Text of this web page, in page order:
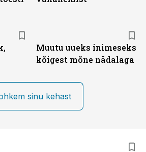
Muutu uueks inimeseks
kõigest mõne nädalaga
sinu kehast